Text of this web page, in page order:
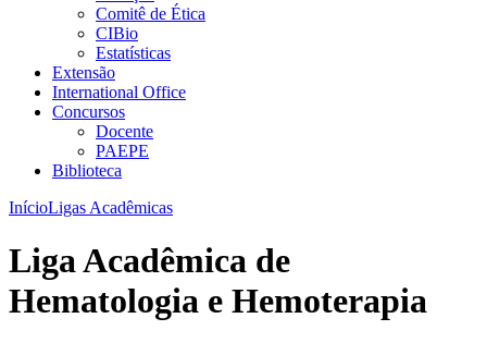
Comitê de Ética
CIBio
Estatísticas
Extensão
International Office
Concursos
Docente
PAEPE
Biblioteca
InícioLigas Acadêmicas
Liga Acadêmica de
Hematologia e Hemoterapia